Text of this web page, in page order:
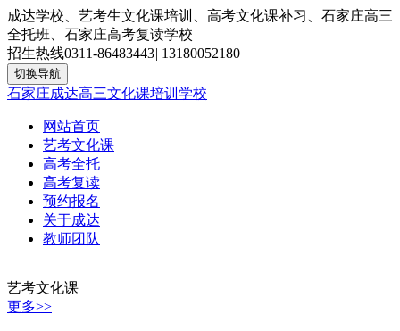
成达学校、艺考生文化课培训、高考文化课补习、石家庄高三
全托班、石家庄高考复读学校
招生热线0311-86483443| 13180052180
切换导航
石家庄成达高三文化课培训学校
网站首页
艺考文化课
高考全托
高考复读
预约报名
关于成达
教师团队
艺考文化课
更多>>